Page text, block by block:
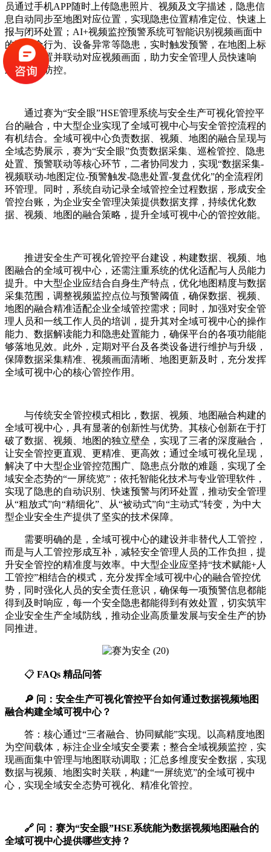
员通过手机APP随时上传隐患照片、视频及文字描述，隐患信
息自动同步至地图对应位置，实现隐患位置精准定位、快速上
报与闭环处置；AI+视频监控预警系统可智能识别视频画面中
的不安全行为、设备异常等隐患，实时触发预警，在地图上标
注隐患位置并联动对应视频画面，助力安全管理人员快速响
应、提前防控。
通过赛为“安全眼”HSE管理系统与安全生产可视化管控平
台的融合，中大型企业实现了全域可视中心与安全管控流程的
有机结合。全域可视中心负责数据、视频、地图的融合呈现与
全域态势展示，赛为“安全眼”负责数据采集、巡检管控、隐患
处置、预警联动等核心环节，二者协同发力，实现“数据采集-
视频联动-地图定位-预警触发-隐患处置-复盘优化”的全流程闭
环管理。同时，系统自动记录全域管控全过程数据，形成安全
管控台账，为企业安全管理决策提供数据支撑，持续优化数
据、视频、地图的融合策略，提升全域可视中心的管控效能。
推进安全生产可视化管控平台建设，构建数据、视频、地
图融合的全域可视中心，还需注重系统的优化适配与人员能力
提升。中大型企业应结合自身生产特点，优化地图精度与数据
采集范围，调整视频监控点位与预警阈值，确保数据、视频、
地图的融合精准适配企业全域管控需求；同时，加强对安全管
理人员和一线工作人员的培训，提升其对全域可视中心的操作
能力、数据解读能力和隐患处置能力，确保平台的各项功能能
够落地见效。此外，定期对平台及各类设备进行维护与升级，
保障数据采集精准、视频画面清晰、地图更新及时，充分发挥
全域可视中心的核心管控作用。
与传统安全管控模式相比，数据、视频、地图融合构建的
全域可视中心，具有显著的创新性与优势。其核心创新在于打
破了数据、视频、地图的独立壁垒，实现了三者的深度融合，
让安全管控更直观、更精准、更高效；通过全域可视化呈现，
解决了中大型企业管控范围广、隐患点分散的难题，实现了全
域安全态势的“一屏统览”；依托智能化技术与专业管理软件，
实现了隐患的自动识别、快速预警与闭环处置，推动安全管理
从“粗放式”向“精细化”、从“被动式”向“主动式”转变，为中大
型企业安全生产提供了坚实的技术保障。
需要明确的是，全域可视中心的建设并非替代人工管控，
而是与人工管控形成互补，减轻安全管理人员的工作负担，提
升安全管控的精准度与效率。中大型企业应坚持“技术赋能+人
工管控”相结合的模式，充分发挥全域可视中心的融合管控优
势，同时强化人员的安全责任意识，确保每一项预警信息都能
得到及时响应，每一个安全隐患都能得到有效处置，切实筑牢
企业安全生产全域防线，推动企业高质量发展与安全生产的协
同推进。
📋 FAQs 精品问答
🔎 问：安全生产可视化管控平台如何通过数据视频地图
融合构建全域可视中心？
答：核心通过“三者融合、协同赋能”实现。以高精度地图
为空间载体，标注企业全域安全要素；整合全域视频监控，实
现画面集中管理与地图联动调取；汇总多维度安全数据，实现
数据与视频、地图实时关联，构建“一屏统览”的全域可视中
心，实现全域安全态势可视化、精准化管控。
🔗 问：赛为“安全眼”HSE系统能为数据视频地图融合的
全域可视中心提供哪些支持？